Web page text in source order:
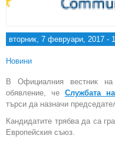
вторник, 7 февруари, 2017 -
Новини
В Официалния вестник
обявление, че Службата
търси да назначи
Кандидатите трябва да са
Европейския съюз.